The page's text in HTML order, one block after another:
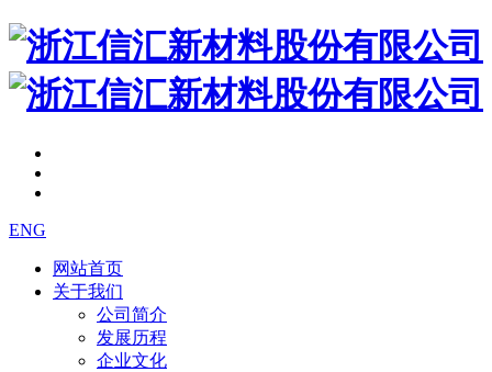
ENG
网站首页
关于我们
公司简介
发展历程
企业文化